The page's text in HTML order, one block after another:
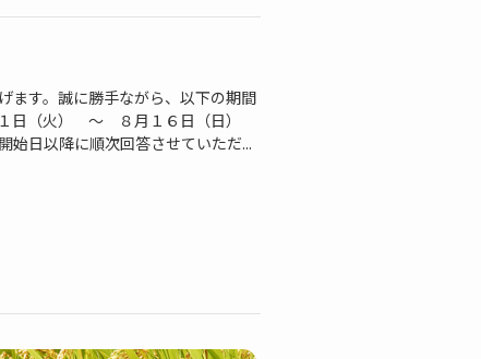
ます。誠に勝手ながら、以下の期間
日（火） ～ ８月１６日（日）
始日以降に順次回答させていただ...